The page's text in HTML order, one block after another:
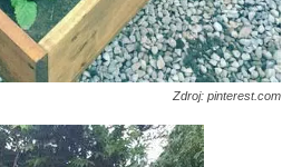
Zdroj: pinterest.com